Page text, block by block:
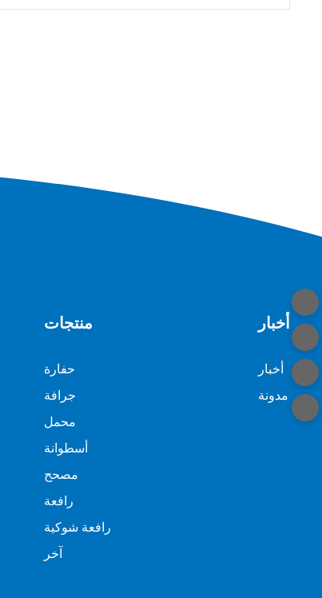
منتجات
حفارة
جرافة
محمل
أسطوانة
مصحح
رافعة
رافعة شوكية
آخر
أخبار
أخبار
مدونة